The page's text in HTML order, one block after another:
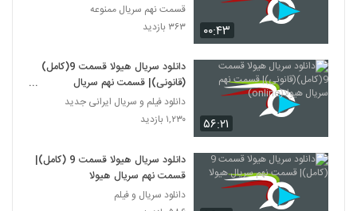
۰۰:۴۳
قسمت نهم سریال ممنوعه
۳۶۳ بازدید
۵۶:۲۱
دانلود سریال هیولا قسمت 9(کامل)
(قانونی)| قسمت نهم سریال
هیولا(online)
دانلود فیلم و سریال ایرانی جدید
۱,۲۳۰ بازدید
دانلود سریال هیولا قسمت 9 (کامل)|
قسمت نهم سریال هیولا
دانلود سریال و فیلم